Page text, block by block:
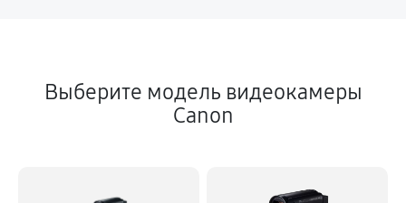
Выберите модель видеокамеры
Canon